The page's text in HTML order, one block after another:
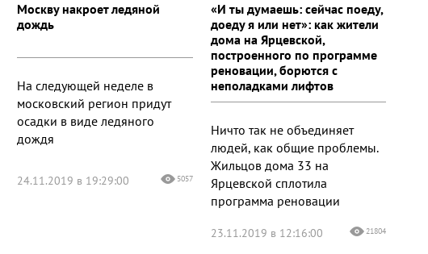
Москву накроет ледяной
дождь
На следующей неделе в
московский регион придут
осадки в виде ледяного
дождя
24.11.2019 в 19:29:00 5057
«И ты думаешь: сейчас поеду,
доеду я или нет»: как жители
дома на Ярцевской,
построенного по программе
реновации, борются с
неполадками лифтов
Ничто так не объединяет
людей, как общие проблемы.
Жильцов дома 33 на
Ярцевской сплотила
программа реновации
23.11.2019 в 12:16:00 21804